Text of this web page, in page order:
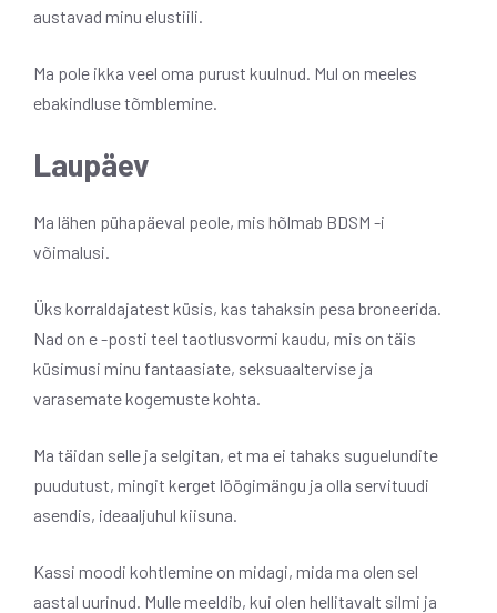
austavad minu elustiili.
Ma pole ikka veel oma purust kuulnud. Mul on meeles
ebakindluse tõmblemine.
Laupäev
Ma lähen pühapäeval peole, mis hõlmab BDSM -i
võimalusi.
Üks korraldajatest küsis, kas tahaksin pesa broneerida.
Nad on e -posti teel taotlusvormi kaudu, mis on täis
küsimusi minu fantaasiate, seksuaaltervise ja
varasemate kogemuste kohta.
Ma täidan selle ja selgitan, et ma ei tahaks suguelundite
puudutust, mingit kerget löögimängu ja olla servituudi
asendis, ideaaljuhul kiisuna.
Kassi moodi kohtlemine on midagi, mida ma olen sel
aastal uurinud. Mulle meeldib, kui olen hellitavalt silmi ja